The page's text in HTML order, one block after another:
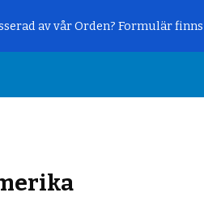
av vår Orden? Formulär